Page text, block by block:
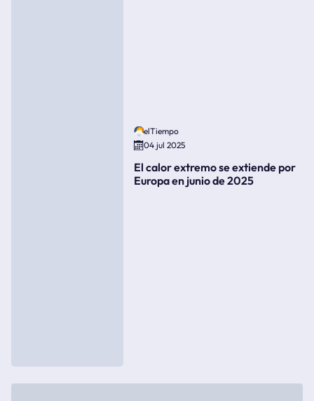
elTiempo
04 jul 2025
El calor extremo se extiende por
Europa en junio de 2025